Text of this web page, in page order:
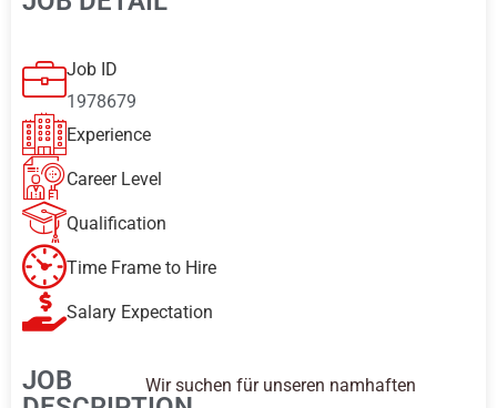
Job ID
1978679
Experience
Career Level
Qualification
Time Frame to Hire
Salary Expectation
JOB
Wir suchen für unseren namhaften